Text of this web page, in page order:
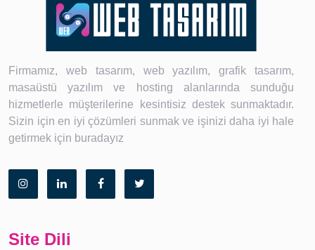
Firmamız, web tasarım, web yazılım, grafik tasarım,
masaüstü yazılım ve hosting alanlarında sunduğu
hizmetlerle müşterilerine kesintisiz destek sunmaktadır.
Sizin için en iyi çözümleri sunmak ve işinizi daha iyi hale
getirmek için buradayız
Site Dili